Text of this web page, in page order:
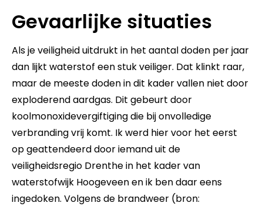
Gevaarlijke situaties
Als je veiligheid uitdrukt in het aantal doden per jaar
dan lijkt waterstof een stuk veiliger. Dat klinkt raar,
maar de meeste doden in dit kader vallen niet door
exploderend aardgas. Dit gebeurt door
koolmonoxidevergiftiging die bij onvolledige
verbranding vrij komt. Ik werd hier voor het eerst
op geattendeerd door iemand uit de
veiligheidsregio Drenthe in het kader van
waterstofwijk Hoogeveen en ik ben daar eens
ingedoken. Volgens de brandweer (bron: